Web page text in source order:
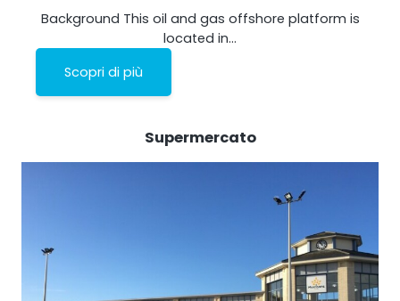
Background This oil and gas offshore platform is
located in…
Scopri di più
Supermercato